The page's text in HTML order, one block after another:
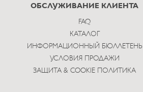
ОБСЛУЖИВАНИЕ КЛИЕНТА
FAQ
КАТАЛОГ
ИНФОРМАЦИОННЫЙ БЮЛЛЕТЕНЬ
УСЛОВИЯ ПРОДАЖИ
ЗАЩИТА & COOKIE ПОЛИТИКА